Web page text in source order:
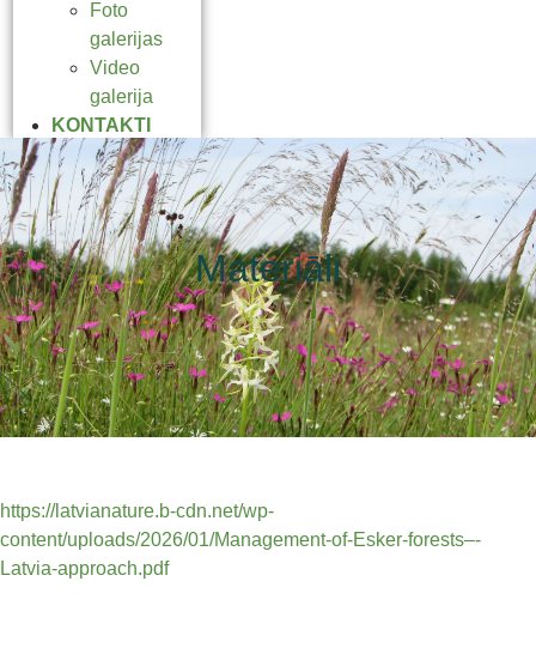
Foto
galerijas
Video
galerija
KONTAKTI
Materiāli
https://latvianature.b-cdn.net/wp-
content/uploads/2026/01/Management-of-Esker-forests–-
Latvia-approach.pdf